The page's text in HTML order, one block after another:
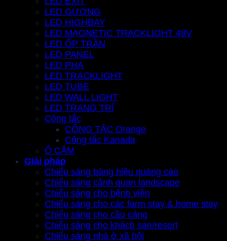
LED GƯƠNG
LED HIGHBAY
LED MAGNETIC TRACKLIGHT 48V
LED ỐP TRẦN
LED PANEL
LED PHA
LED TRACKLIGHT
LED TUBE
LED WALL LIGHT
LED TRANG TRÍ
Công tắc
CÔNG TẮC Orange
Công tắc Kanada
Ổ CẮM
Giải pháp
Chiếu sáng bảng hiệu quảng cáo
Chiếu sáng cảnh quan landscape
Chiếu sáng cho bệnh viện
Chiếu sáng cho các farm stay & home stay
Chiếu sáng cho cầu cảng
Chiếu sáng cho khách sạn/resort
Chiếu sáng nhà ở xã hội